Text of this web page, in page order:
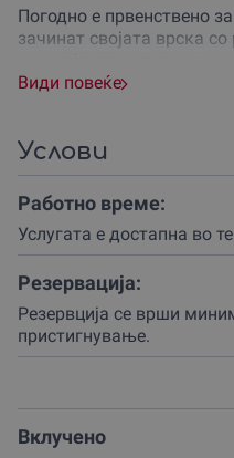
Погодно е првенствено
зачинат својата врска
роденден или било која
групи, тимбилдинзи и
Подари незаборавен
хотелот и винаријата
Куманово.
Партнерот располага со
Види повеќе
Услови
Работно време:
Услугата е достапна во
Резервација:
Резервција се врши
пристигнување.
Вклучено